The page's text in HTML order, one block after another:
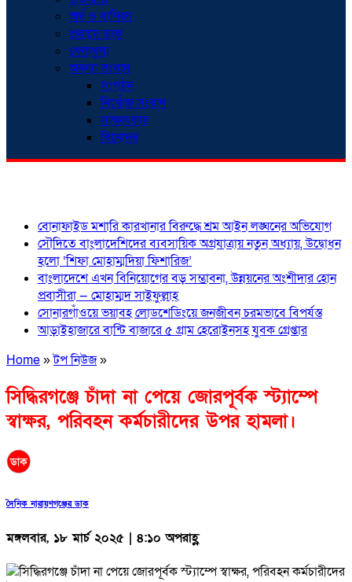
অর্থ ও বাণিজ্য
প্রবাসে ডাক
খেলাধুলা
অনন্যা সংবাদ
সংগঠন
নিখোঁজ সংবাদ
সাক্ষাৎকার
বিনোদন
বোনাফাইড মশারি কারখানার বিরুদ্ধে শ্রম আইন লঙ্ঘনের অভিযোগ
সৌদিতে বাংলাদেশিদের ব্যবসায়িক অগ্রযাত্রায় নতুন অধ্যায়, উদ্বোধন
হলো ‘শিফা মোহাম্মদিয়া ফিশারিজ’
বাংলাদেশে এখন বিনিয়োগের বড় সম্ভাবনা, উন্নয়নের অংশীদার হোন
প্রবাসীরা — মোহাম্মদ সাইফুল্লাহ্
সোনারগাঁওয়ে ভয়াবহ লোডশেডিংয়ে জনজীবন চরমভাবে বিপর্যস্ত
আড়াইহাজারে বান্টি বাজারে ৫ গ্রাম হেরোইনসহ যুবক গ্রেপ্তার
Home»টপ নিউজ»
সিদ্ধিরগঞ্জে চাঁদা না পেয়ে জোরপূর্বক স্ট্যাম্পে
স্বাক্ষর, পরিবহন কর্মচারীদের উপর হামলা।
দৈনিক নারায়ণগঞ্জের ডাক
মঙ্গলবার, ১৮ মার্চ ২০২৫ | ৪:১০ অপরাহ্ণ